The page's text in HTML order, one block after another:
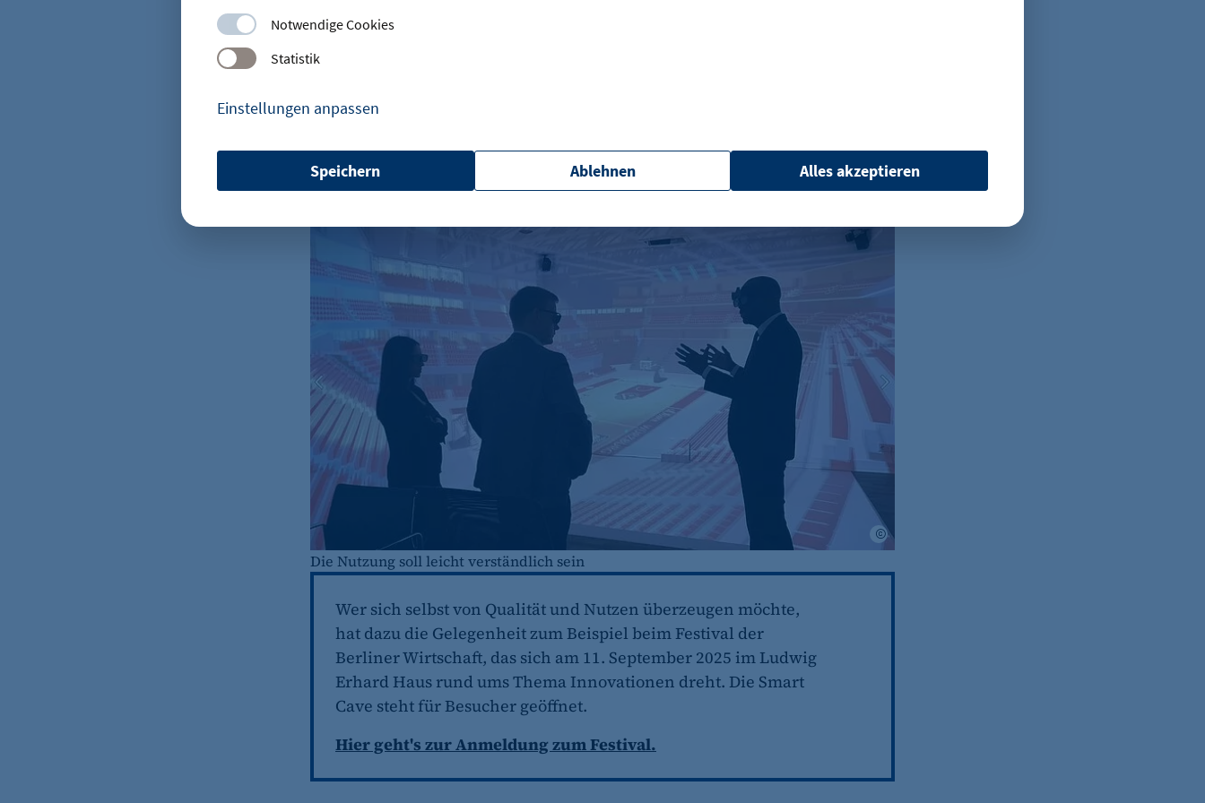
Notwendige Cookies
Statistik
Einstellungen anpassen
etracker Sitzungs-Cookie
Name:
et_oi_v2
etracker GmbH
Opt-In Cookie speichert die Entscheidung des Besuchers, wenn auf der Seite des
Kunden das Tracking Opt-In ausgespielt wird. Wird auch für ein eventuelles Opt-
Out verwendet.
Cookie Laufzeit:
"no" - 50 Jahre "yes" - 480 Tage
fe_typo_user
fe_typo_user
CMS TYPO3
Session-Cookie für die Verwaltung von Benutzer-Sessions (z. B. bei Login, Umfrage
oder Formularen). Wird auch bei Caching zur Identifizierung verwendet.
Cookie Laufzeit:
Session
cookie_consent
Dieser Cookie speichert die ausgewählten Einverständnis-Optionen des Benutzers
Cookie Laufzeit:
1 Jahr
Alles akzeptieren
Ablehnen
Speichern
Schulungen wie Fahr- oder Sicherheitstrainings, die sich in der Cave
simulieren lassen. Auch das Darstellen von komplexen Zusammenhängen
werde immer wichtiger. Einer, der schon mit der Smart Cave gearbeitet hat,
Huber. Er arbeitet in Berlin am Fraunhofer-Institut für Offene
Möglichkeit, technische und organisatorische Abwehrstrategien so zu
visualisieren, dass in den Köpfen der Entscheider in den Unternehmen ein
Smart Cave Solutions KG
Die Nutzung soll leicht verständlich sein
Wer sich selbst von Qualität und Nutzen überzeugen möchte,
hat dazu die Gelegenheit zum Beispiel beim Festival der
Berliner Wirtschaft, das sich am 11. September 2025 im Ludwig
Erhard Haus rund ums Thema Innovationen dreht. Die Smart
Cave steht für Besucher geöffnet.
Hier geht's zur Anmeldung zum Festival.